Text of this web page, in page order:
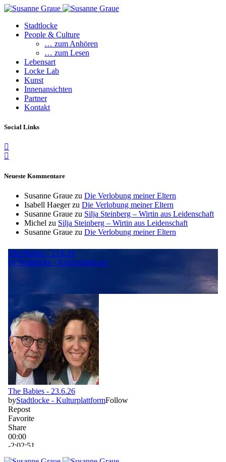
Stadtlocke
People & Culture
… zum Anhören
… zum Lesen
Lebensart
Locke Lab
Kunst
Innenansichten
Partner
Kontakt
Social Links
Neueste Kommentare
Susanne Graue zu Die Verlobung meiner Eltern
Isabell Haegerzu Die Verlobung meiner Eltern
Susanne Graue zu Silja Steinberg – Wirtin aus Leidenschaft
Michel zu Silja Steinberg – Wirtin aus Leidenschaft
Susanne Graue zu Die Verlobung meiner Eltern